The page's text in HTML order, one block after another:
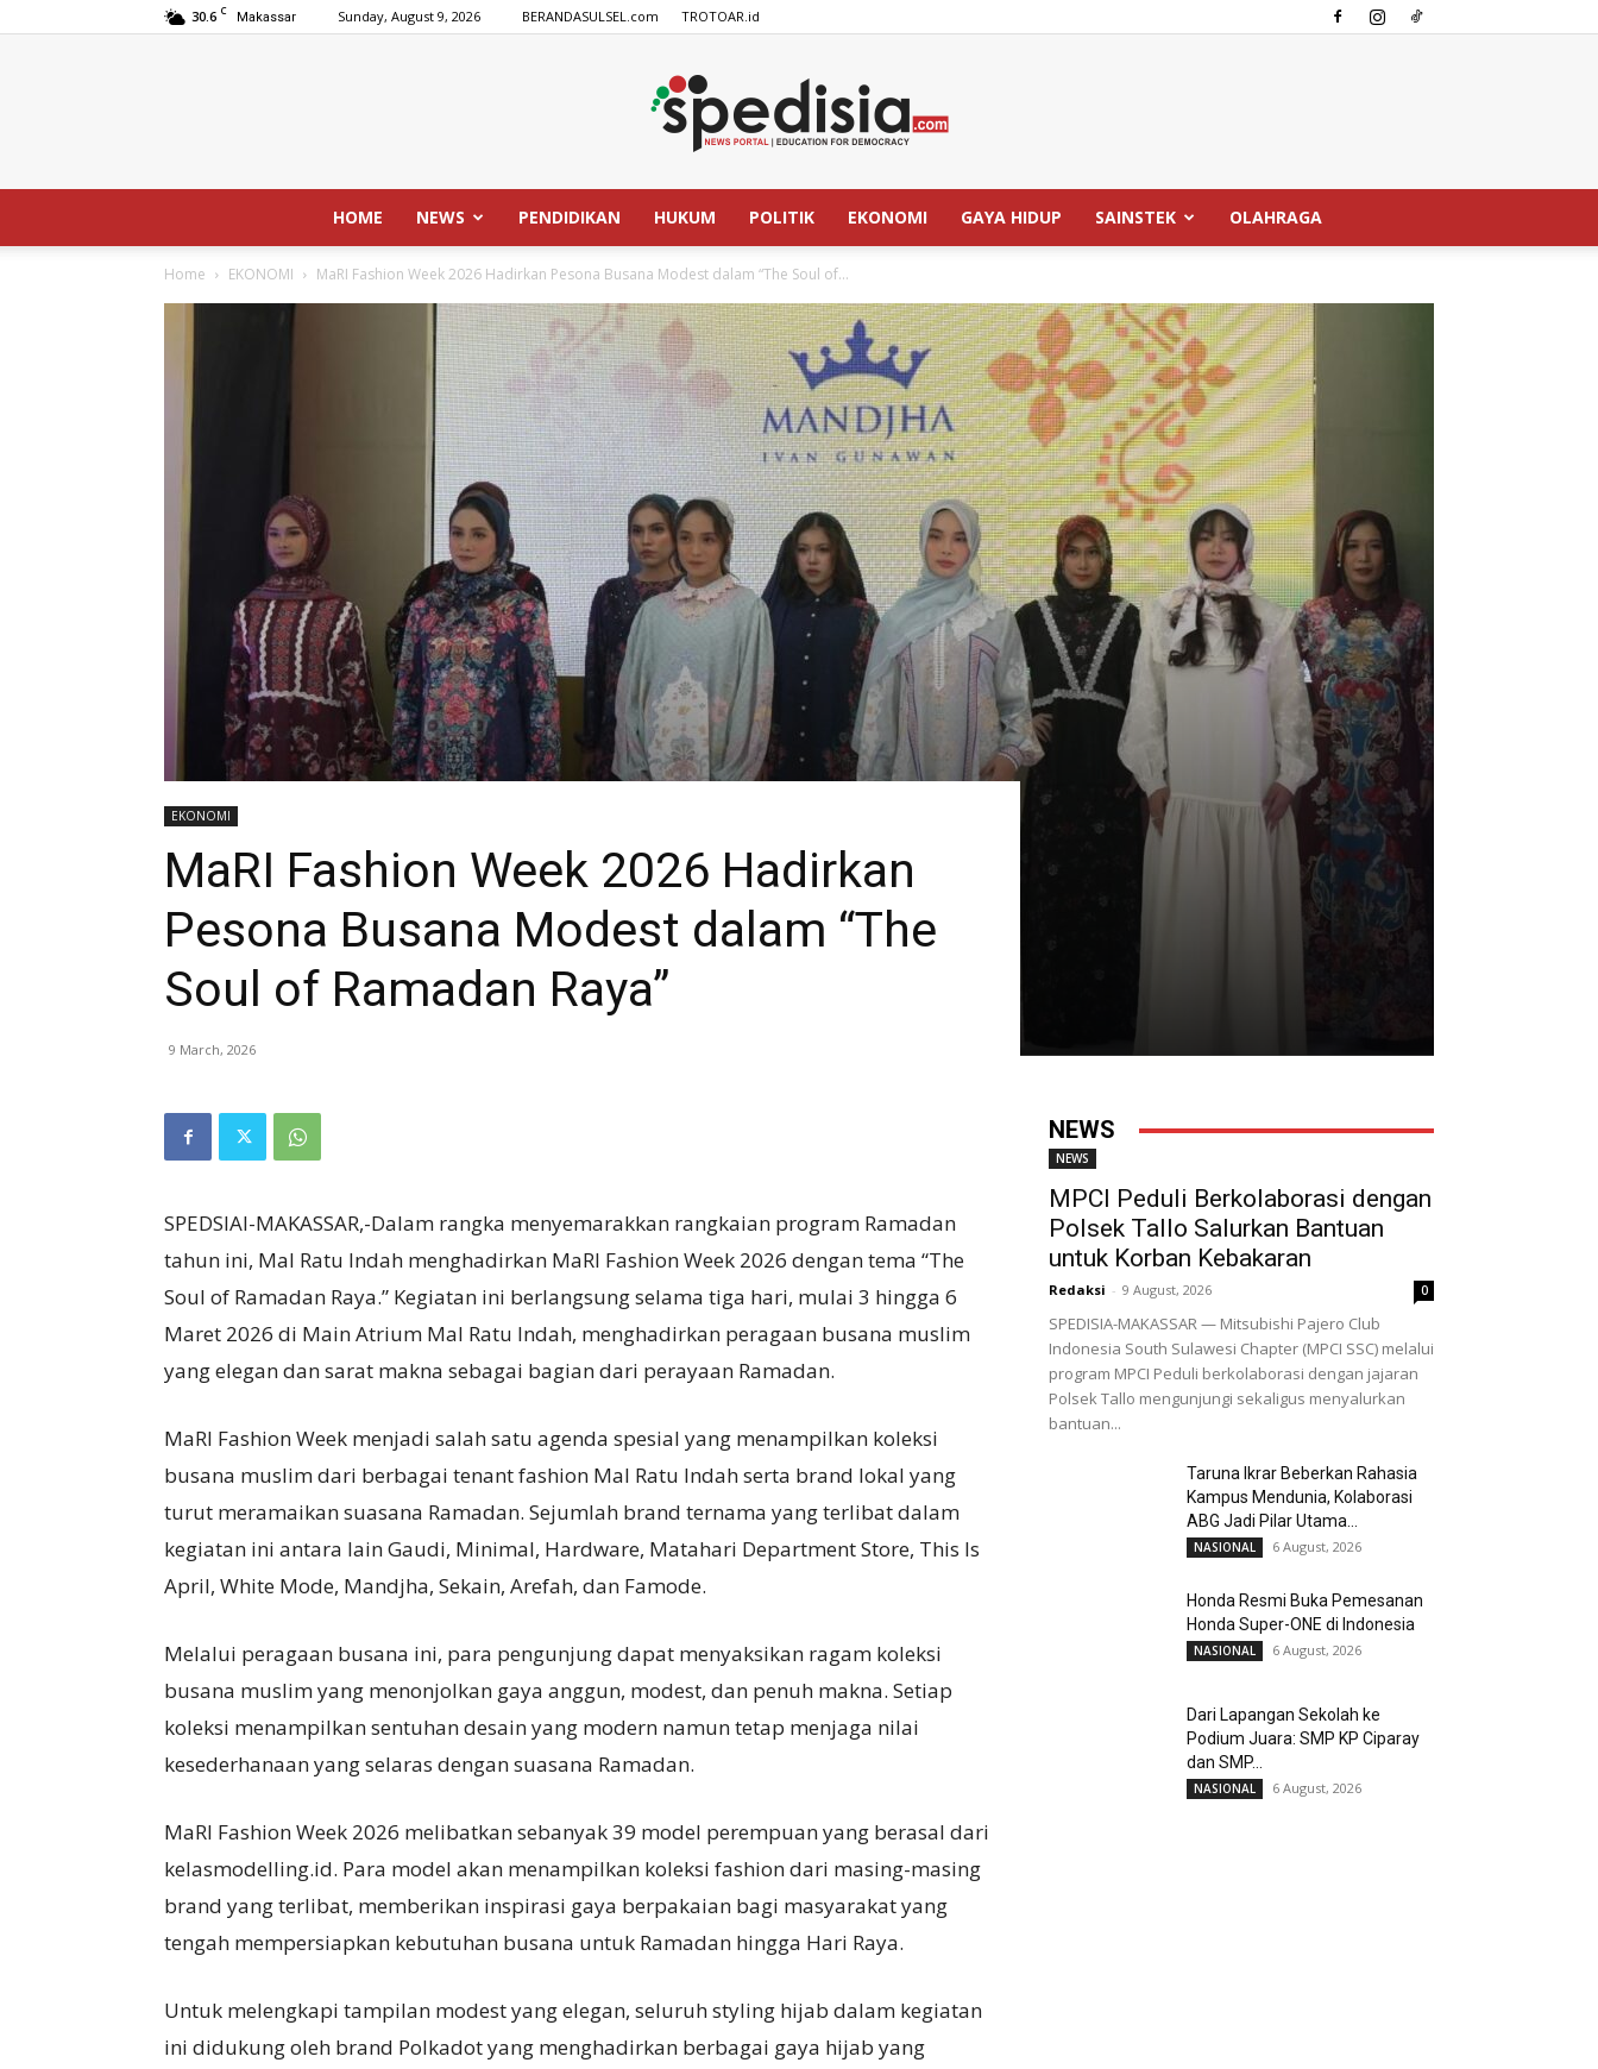
30.6 C Makassar Sunday, August 9, 2026 BERANDASULSEL.com TROTOAR.id
SPEDISIA.com
HOME NEWS PENDIDIKAN HUKUM POLITIK EKONOMI GAYA HIDUP SAINSTEK OLAHRAGA
Home EKONOMI MaRI Fashion Week 2026 Hadirkan Pesona Busana Modest dalam “The Soul of...
EKONOMI
MaRI Fashion Week 2026 Hadirkan
Pesona Busana Modest dalam “The
Soul of Ramadan Raya”
9 March, 2026
SPEDSIAI-MAKASSAR,-Dalam rangka menyemarakkan rangkaian program Ramadan
tahun ini, Mal Ratu Indah menghadirkan MaRI Fashion Week 2026 dengan tema “The
Soul of Ramadan Raya.” Kegiatan ini berlangsung selama tiga hari, mulai 3 hingga 6
Maret 2026 di Main Atrium Mal Ratu Indah, menghadirkan peragaan busana muslim
yang elegan dan sarat makna sebagai bagian dari perayaan Ramadan.
MaRI Fashion Week menjadi salah satu agenda spesial yang menampilkan koleksi
busana muslim dari berbagai tenant fashion Mal Ratu Indah serta brand lokal yang
turut meramaikan suasana Ramadan. Sejumlah brand ternama yang terlibat dalam
kegiatan ini antara lain Gaudi, Minimal, Hardware, Matahari Department Store, This Is
April, White Mode, Mandjha, Sekain, Arefah, dan Famode.
Melalui peragaan busana ini, para pengunjung dapat menyaksikan ragam koleksi
busana muslim yang menonjolkan gaya anggun, modest, dan penuh makna. Setiap
koleksi menampilkan sentuhan desain yang modern namun tetap menjaga nilai
kesederhanaan yang selaras dengan suasana Ramadan.
MaRI Fashion Week 2026 melibatkan sebanyak 39 model perempuan yang berasal dari
kelasmodelling.id. Para model akan menampilkan koleksi fashion dari masing-masing
brand yang terlibat, memberikan inspirasi gaya berpakaian bagi masyarakat yang
tengah mempersiapkan kebutuhan busana untuk Ramadan hingga Hari Raya.
Untuk melengkapi tampilan modest yang elegan, seluruh styling hijab dalam kegiatan
ini didukung oleh brand Polkadot yang menghadirkan berbagai gaya hijab yang
NEWS
NEWS
MPCI Peduli Berkolaborasi dengan
Polsek Tallo Salurkan Bantuan
untuk Korban Kebakaran
Redaksi - 9 August, 2026 0
SPEDISIA-MAKASSAR — Mitsubishi Pajero Club
Indonesia South Sulawesi Chapter (MPCI SSC) melalui
program MPCI Peduli berkolaborasi dengan jajaran
Polsek Tallo mengunjungi sekaligus menyalurkan
bantuan...
Taruna Ikrar Beberkan Rahasia
Kampus Mendunia, Kolaborasi
ABG Jadi Pilar Utama...
NASIONAL 6 August, 2026
Honda Resmi Buka Pemesanan
Honda Super-ONE di Indonesia
NASIONAL 6 August, 2026
Dari Lapangan Sekolah ke
Podium Juara: SMP KP Ciparay
dan SMP...
NASIONAL 6 August, 2026